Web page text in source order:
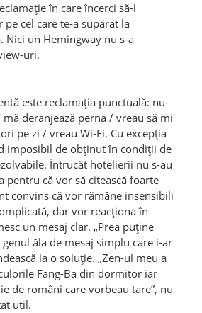
în care încerci să-l
cel care te-a supărat la
Nici un Hemingway nu s-a
uri.
este reclamația punctuală: nu-
deranjează perna / vreau să mi
pe zi / vreau Wi-Fi. Cu excepția
imposibil de obținut în condiții de
Întrucât hotelierii nu s-au
pentru că vor să citească foarte
convins că vor rămâne insensibili
dar vor reacționa în
un mesaj clar. „Prea puține
genul ăla de mesaj simplu care i-ar
la o soluție. „Zen-ul meu a
Fang-Ba din dormitor iar
de români care vorbeau tare”, nu
util.